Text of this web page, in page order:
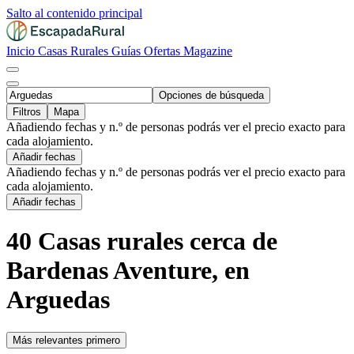
Salto al contenido principal
Inicio Casas Rurales Guías Ofertas Magazine
Opciones de búsqueda
Filtros
Mapa
Añadiendo fechas y n.º de personas podrás ver el precio exacto para
cada alojamiento.
Añadir fechas
Añadiendo fechas y n.º de personas podrás ver el precio exacto para
cada alojamiento.
Añadir fechas
40 Casas rurales cerca de
Bardenas Aventure, en
Arguedas
Más relevantes primero